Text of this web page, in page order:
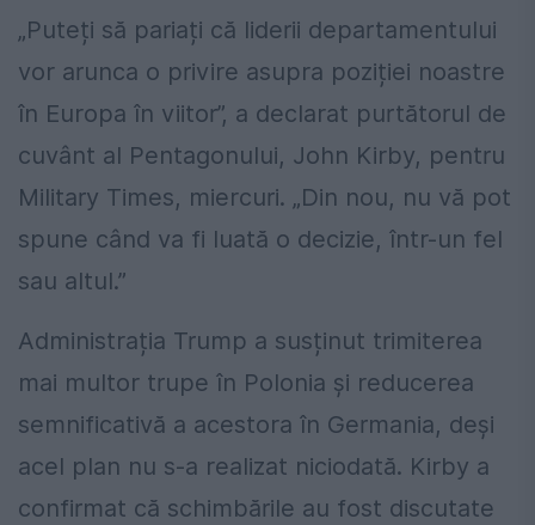
„Puteți să pariați că liderii departamentului
vor arunca o privire asupra poziției noastre
în Europa în viitor”, a declarat purtătorul de
cuvânt al Pentagonului, John Kirby, pentru
Military Times, miercuri. „Din nou, nu vă pot
spune când va fi luată o decizie, într-un fel
sau altul.”
Administrația Trump a susținut trimiterea
mai multor trupe în Polonia și reducerea
semnificativă a acestora în Germania, deși
acel plan nu s-a realizat niciodată. Kirby a
confirmat că schimbările au fost discutate